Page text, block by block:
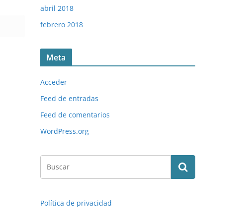
abril 2018
febrero 2018
Meta
Acceder
Feed de entradas
Feed de comentarios
WordPress.org
Política de privacidad